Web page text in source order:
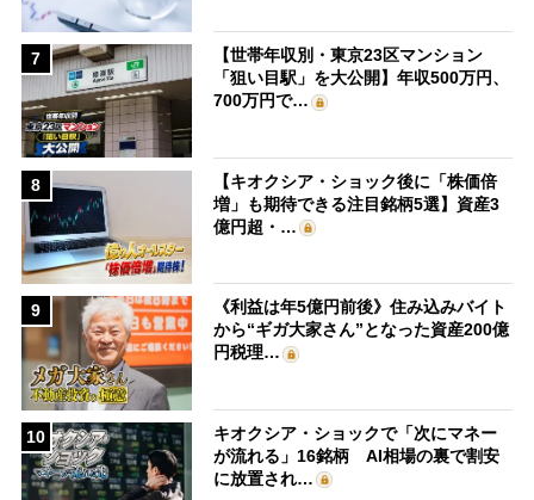
7
【世帯年収別・東京23区マンション
「狙い目駅」を大公開】年収500万円、
700万円で…
8
【キオクシア・ショック後に「株価倍
増」も期待できる注目銘柄5選】資産3
億円超・…
9
《利益は年5億円前後》住み込みバイト
から“ギガ大家さん”となった資産200億
円税理…
10
キオクシア・ショックで「次にマネー
が流れる」16銘柄 AI相場の裏で割安
に放置され…